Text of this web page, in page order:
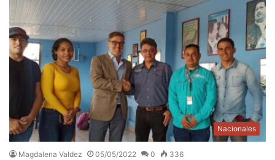
Nacionales
Magdalena Valdez 05/05/2022 0 336